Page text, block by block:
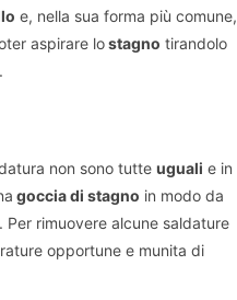
e, nella sua forma più comune,
aspirare lostagno tirandolo
non sono tutte uguali e in
goccia di stagno in modo da
Per rimuovere alcune saldature
opportune e munita di